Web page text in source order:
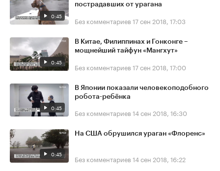
0:45
пострадавших от урагана
Без комментариев 17 сен 2018, 17:03
0:45
В Китае, Филиппинах и Гонконге –
мощнейший тайфун «Мангхут»
Без комментариев 17 сен 2018, 17:00
0:45
В Японии показали человекоподобного
робота-ребёнка
Без комментариев 14 сен 2018, 16:30
0:45
На США обрушился ураган «Флоренс»
Без комментариев 14 сен 2018, 16:22